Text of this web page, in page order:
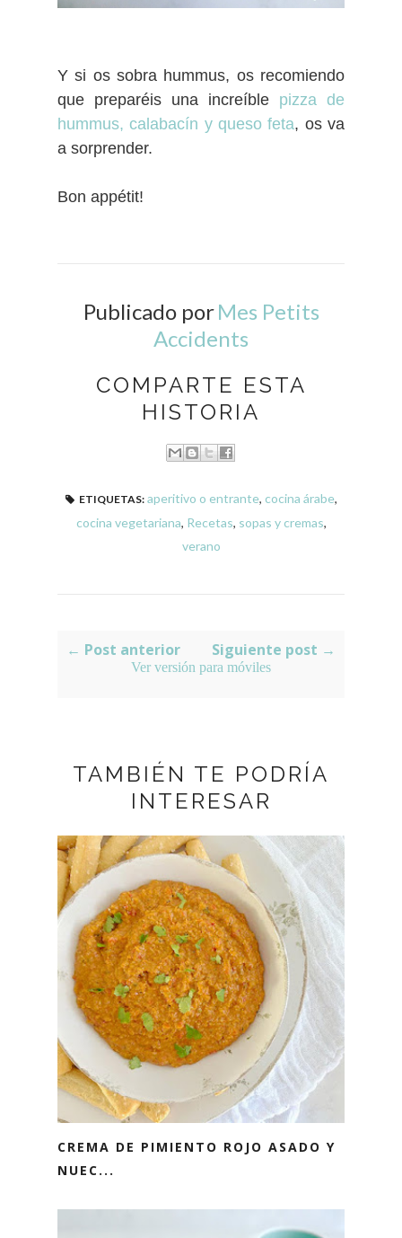
Y si os sobra hummus, os recomiendo
que preparéis una increíble pizza de
hummus, calabacín y queso feta, os va
a sorprender.
Bon appétit!
Publicado porMes Petits
Accidents
COMPARTE ESTA
HISTORIA
ETIQUETAS: aperitivo o entrante, cocina árabe,
cocina vegetariana, Recetas, sopas y cremas,
verano
← Post anterior Siguiente post →
Ver versión para móviles
TAMBIÉN TE PODRÍA
INTERESAR
CREMA DE PIMIENTO ROJO ASADO Y
NUEC...